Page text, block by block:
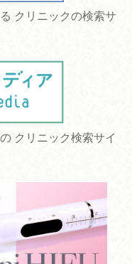
クリニックの検索サ
クリニック検索サイ